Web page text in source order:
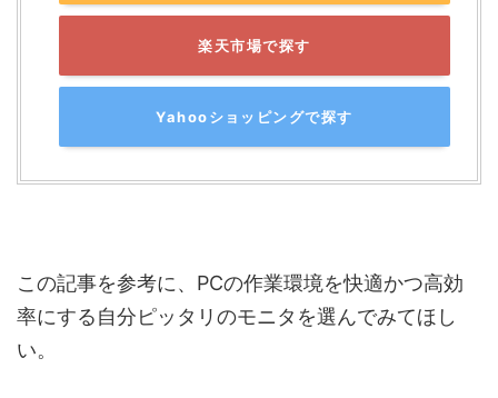
楽天市場で探す
Yahooショッピングで探す
この記事を参考に、PCの作業環境を快適かつ高効
率にする自分ピッタリのモニタを選んでみてほし
い。